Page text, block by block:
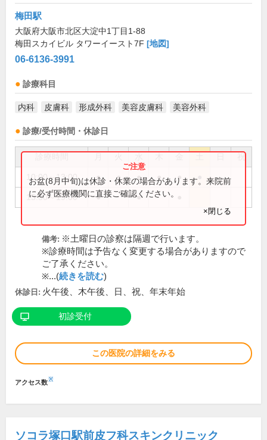
梅田駅
大阪府大阪市北区大淀中1丁目1-88
梅田スカイビル タワーイースト7F [地図]
06-6136-3991
診療科目
内科 皮膚科 形成外科 美容皮膚科 美容外科
診療/受付時間・休診日
祝
10:00～13:00 ● ● ● ● ●
15:30～19:00 ● ●
お盆(8月中旬)は休診・休業の場合があります。来院前
に必ず医療機関に直接ご確認ください。
×閉じる
備考: ※土曜日の診察は隔週で行います。
※診療時間は予告なく変更する場合がありますので
ご了承ください。
※...(続きを読む)
休診日: 火午後、木午後、日、祝、年末年始
初診受付
この医院の詳細をみる
アクセス数※
ソコラ塚口駅前皮フ科スキンクリニック